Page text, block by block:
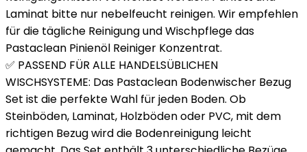
Laminat bitte nur nebelfeucht reinigen. Wir empfehlen
für die tägliche Reinigung und Wischpflege das
Pastaclean Pinienöl Reiniger Konzentrat.
✅ PASSEND FÜR ALLE HANDELSÜBLICHEN
WISCHSYSTEME: Das Pastaclean Bodenwischer Bezug
Set ist die perfekte Wahl für jeden Boden. Ob
Steinböden, Laminat, Holzböden oder PVC, mit dem
richtigen Bezug wird die Bodenreinigung leicht